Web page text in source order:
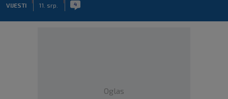
VIJESTI 11. srp. 4
Oglas